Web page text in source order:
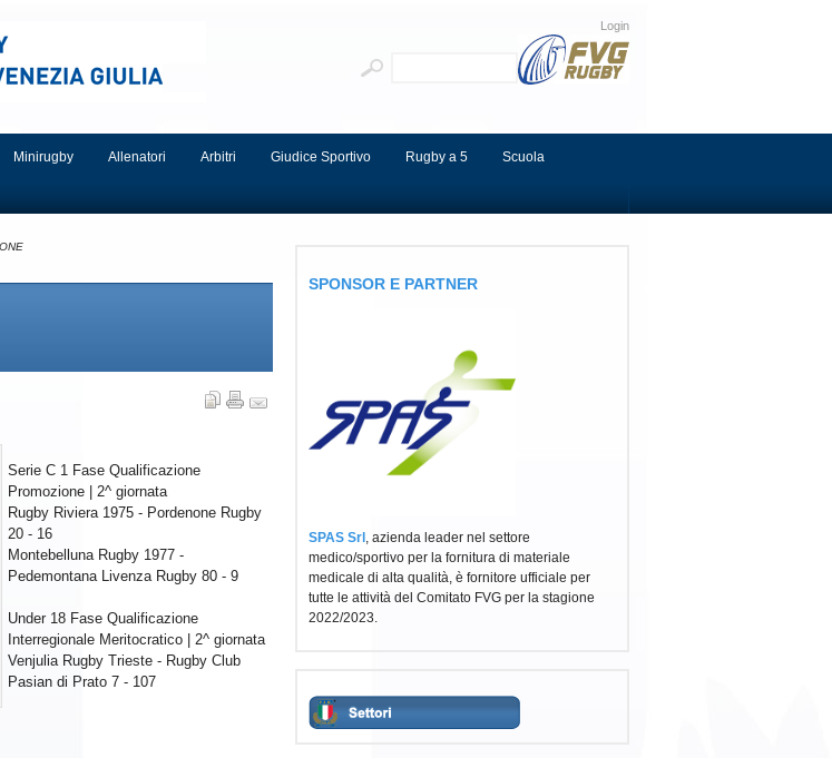
Login
Minirugby Allenatori Arbitri Giudice Sportivo Rugby a 5 Scuola
Serie C 1 Fase Qualificazione
Promozione | 2^ giornata
Rugby Riviera 1975 - Pordenone Rugby
20 - 16
Montebelluna Rugby 1977 -
Pedemontana Livenza Rugby 80 - 9
Under 18 Fase Qualificazione
Interregionale Meritocratico | 2^ giornata
Venjulia Rugby Trieste - Rugby Club
Pasian di Prato 7 - 107
SPONSOR E PARTNER
SPAS Srl , azienda leader nel settore
medico/sportivo per la fornitura di materiale
medicale di alta qualità, è fornitore ufficiale per
tutte le attività del Comitato FVG per la stagione
2022/2023.